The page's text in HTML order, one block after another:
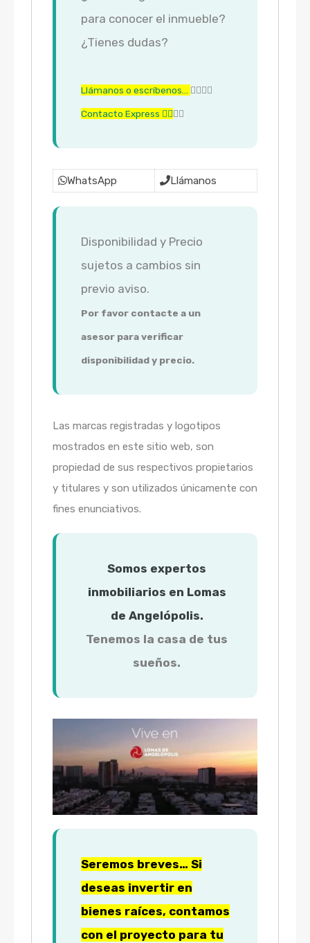
para conocer el inmueble?
¿Tienes dudas?
Llámanos o escríbenos… 👇🏼👇🏼
Contacto Express 👇🏼👇🏼
WhatsApp Llámanos
Disponibilidad y Precio
sujetos a cambios sin
previo aviso.
Por favor contacte a un
asesor para verificar
disponibilidad y precio.
Las marcas registradas y logotipos
mostrados en este sitio web, son
propiedad de sus respectivos propietarios
y titulares y son utilizados únicamente con
fines enunciativos.
Somos expertos
inmobiliarios en Lomas
de Angelópolis.
Tenemos la casa de tus
sueños.
Seremos breves… Si
deseas invertir en
bienes raíces, contamos
con el proyecto para tu